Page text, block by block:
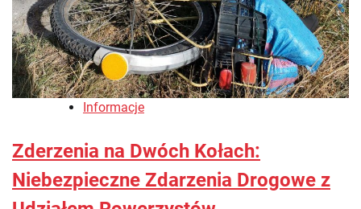
Informacje
Zderzenia na Dwóch Kołach:
Niebezpieczne Zdarzenia Drogowe z